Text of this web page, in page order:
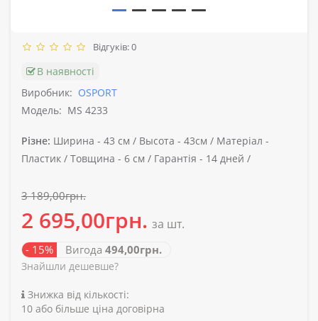
Відгуків: 0
В наявності
Виробник: OSPORT
Модель: MS 4233
Різне: Ширина - 43 см / Высота - 43см / Матеріал -
Пластик / Товщина - 6 см / Гарантія - 14 дней /
3 189,00грн.
2 695,00грн. за шт.
- 15% Вигода 494,00грн.
Знайшли дешевше?
Знижка від кількості:
10 або більше ціна договірна